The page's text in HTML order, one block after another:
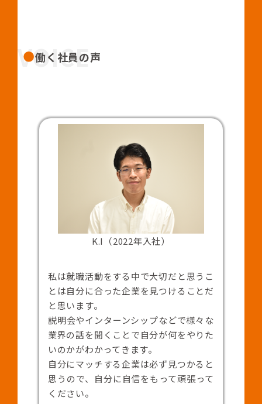
VOICE
働く社員の声
K.I（2022年入社）
私は就職活動をする中で大切だと思うこ
とは自分に合った企業を見つけることだ
と思います。
説明会やインターンシップなどで様々な
業界の話を聞くことで自分が何をやりた
いのかがわかってきます。
自分にマッチする企業は必ず見つかると
思うので、自分に自信をもって頑張って
ください。